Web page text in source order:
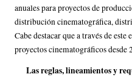
anuales para proyectos de
distribución cinematográfica,
Cabe destacar que a través de este
proyectos cinematográficos desde
Las reglas, lineamientos y